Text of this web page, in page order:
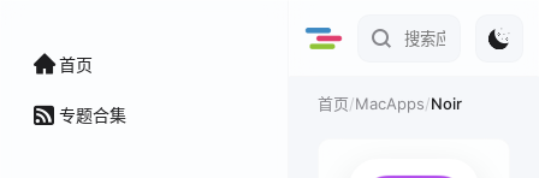
首页
专题合集
首页/MacApps/Noir